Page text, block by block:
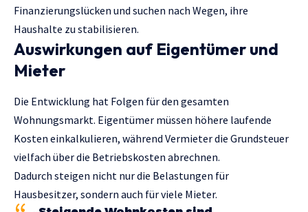
Finanzierungslücken und suchen nach Wegen, ihre
Haushalte zu stabilisieren.
Auswirkungen auf Eigentümer und
Mieter
Die Entwicklung hat Folgen für den gesamten
Wohnungsmarkt. Eigentümer müssen höhere laufende
Kosten einkalkulieren, während Vermieter die Grundsteuer
vielfach über die Betriebskosten abrechnen.
Dadurch steigen nicht nur die Belastungen für
Hausbesitzer, sondern auch für viele Mieter.